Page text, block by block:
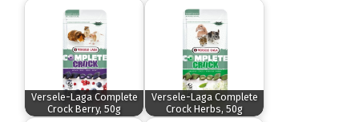
Versele-Laga Complete
Crock Berry, 50g
Versele-Laga Complete
Crock Herbs, 50g